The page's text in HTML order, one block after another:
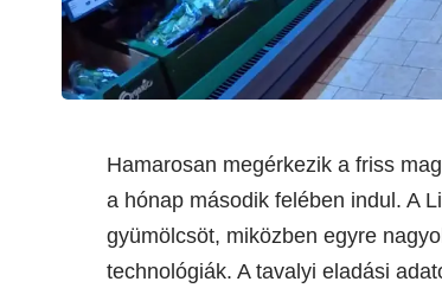
Hamarosan megérkezik a friss
a hónap második felében indul. A
gyümölcsöt, miközben egyre
technológiák. A tavalyi eladási